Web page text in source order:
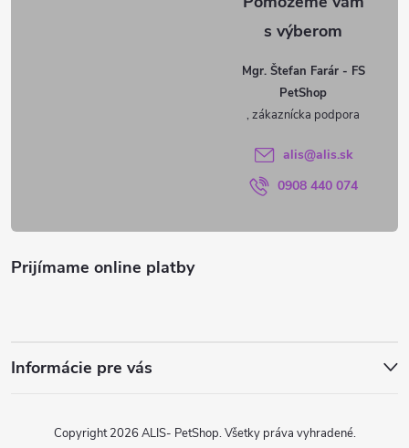
Mgr. Štefan Farár - FS
PetShop
alis@alis.sk
0908 440 074
Prijímame online platby
Informácie pre vás
Copyright 2026 ALIS- PetShop. Všetky práva vyhradené.